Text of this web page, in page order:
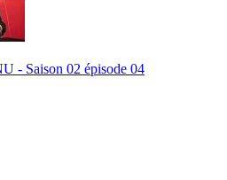
- Saison 02 épisode 04